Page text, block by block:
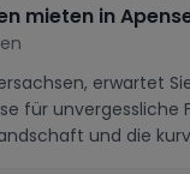
mieten in
erwartet
für unvergessliche
und die